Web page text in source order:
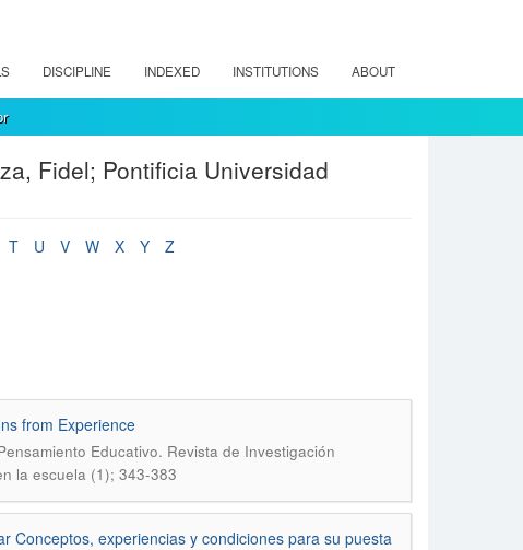
DISCIPLINE INDEXED INSTITUTIONS ABOUT
Fidel; Pontificia Universidad
T U V W X Y
Z
from Experience
Educativo. Revista de Investigación
la escuela (1); 343-383
Conceptos, experiencias y condiciones para su puesta